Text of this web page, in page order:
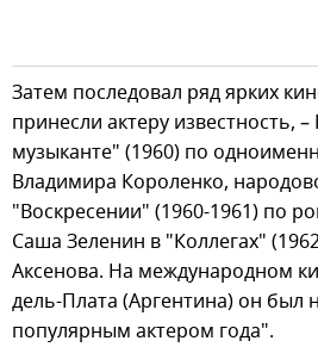
Затем последовал ряд ярких
принесли актеру известность,
музыканте" (1960) по
Владимира Короленко,
"Воскресении" (1960-1961) по
Саша Зеленин в "Коллегах"
Аксенова. На международном
дель-Плата (Аргентина) он был
популярным актером года".